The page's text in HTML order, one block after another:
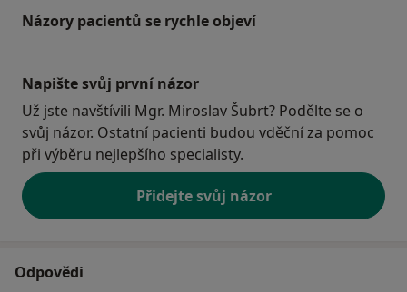
Názory pacientů se rychle objeví
Napište svůj první názor
Už jste navštívili Mgr. Miroslav Šubrt? Podělte se o
svůj názor. Ostatní pacienti budou vděční za pomoc
při výběru nejlepšího specialisty.
Přidejte svůj názor
Odpovědi